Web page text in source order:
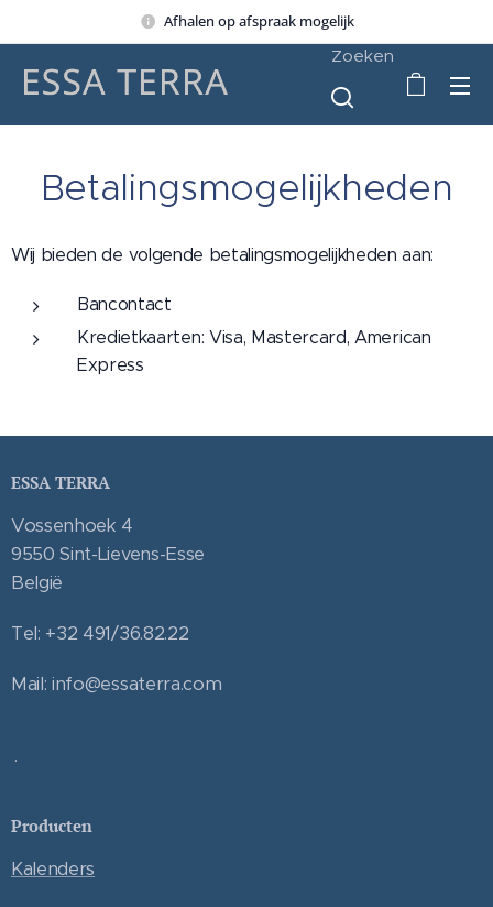
Afhalen op afspraak mogelijk
Zoeken
Betalingsmogelijkheden
Wij bieden de volgende betalingsmogelijkheden aan:
Bancontact
Kredietkaarten: Visa, Mastercard, American
Express
ESSA TERRA
Vossenhoek 4
9550 Sint-Lievens-Esse
België
Tel: +32 491/36.82.22
Mail: info@essaterra.com
.
Producten
Kalenders